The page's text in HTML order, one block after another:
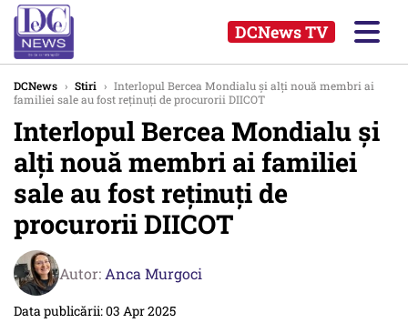
DCNews TV
DCNews › Stiri › Interlopul Bercea Mondialu şi alţi nouă membri ai
familiei sale au fost reţinuţi de procurorii DIICOT
Interlopul Bercea Mondialu şi
alţi nouă membri ai familiei
sale au fost reţinuţi de
procurorii DIICOT
Autor: Anca Murgoci
Data publicării: 03 Apr 2025